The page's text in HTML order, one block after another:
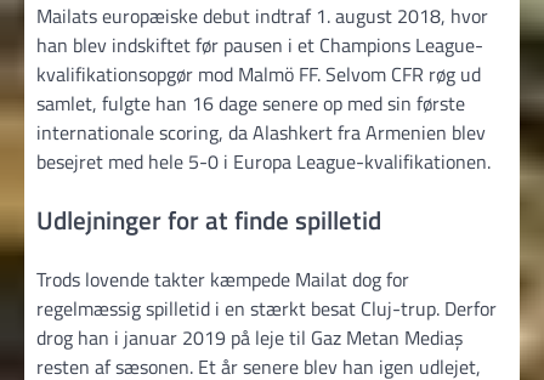
Mailats europæiske debut indtraf 1. august 2018, hvor
han blev indskiftet før pausen i et Champions League-
kvalifikationsopgør mod Malmö FF. Selvom CFR røg ud
samlet, fulgte han 16 dage senere op med sin første
internationale scoring, da Alashkert fra Armenien blev
besejret med hele 5-0 i Europa League-kvalifikationen.
Udlejninger for at finde spilletid
Trods lovende takter kæmpede Mailat dog for
regelmæssig spilletid i en stærkt besat Cluj-trup. Derfor
drog han i januar 2019 på leje til Gaz Metan Mediaș
resten af sæsonen. Et år senere blev han igen udlejet,